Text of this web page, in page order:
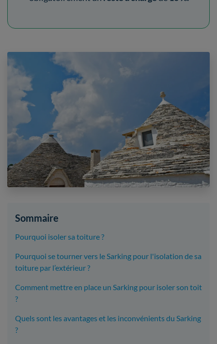
Sommaire
Pourquoi isoler sa toiture ?
Pourquoi se tourner vers le Sarking pour l'isolation de sa
toiture par l’extérieur ?
Comment mettre en place un Sarking pour isoler son toit
?
Quels sont les avantages et les inconvénients du Sarking
?